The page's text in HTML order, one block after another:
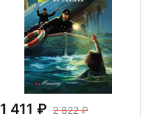
1 411
2 822